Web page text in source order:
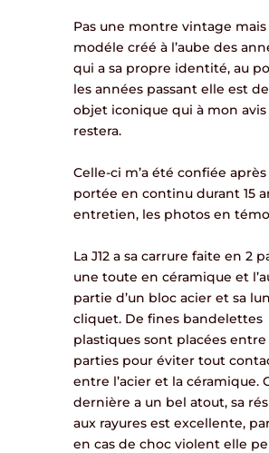
Pas une montre vintage mais
modéle créé à l’aube des
qui a sa propre identité, au
les années passant elle est
objet iconique qui à mon avis
restera.
Celle-ci m’a été confiée
portée en continu durant 15
entretien, les photos en
La J12 a sa carrure faite en 2
une toute en céramique et
partie d’un bloc acier et sa
cliquet. De fines bandelettes
plastiques sont placées entre
parties pour éviter tout
entre l’acier et la céramique.
dernière a un bel atout, sa
aux rayures est excellente,
en cas de choc violent elle